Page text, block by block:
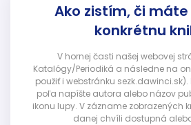
Ako zistím, či
konkrétnu
V hornej časti našej webovej
Katalógy/Periodiká a následne na
použiť i webstránku
poľa napíšte autora alebo názov
ikonu lupy. V zázname zobrazených
danej chvíli dostupná